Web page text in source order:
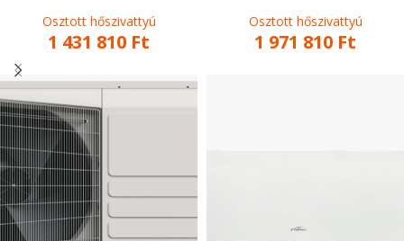
Osztott hőszivattyú
1 431 810 Ft
Osztott hőszivattyú
1 971 810 Ft